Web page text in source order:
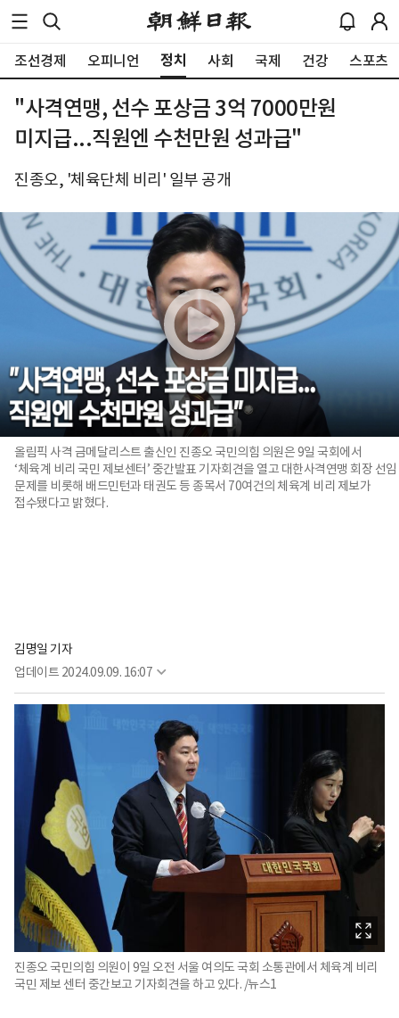
조선경제 오피니언 정치 사회 국제 건강 스포츠
"사격연맹, 선수 포상금 3억 7000만원
미지급...직원엔 수천만원 성과급"
진종오, '체육단체 비리' 일부 공개
올림픽 사격 금메달리스트 출신인 진종오 국민의힘 의원은 9일 국회에서
‘체육계 비리 국민 제보센터’ 중간발표 기자회견을 열고 대한사격연맹 회장 선임
문제를 비롯해 배드민턴과 태권도 등 종목서 70여건의 체육계 비리 제보가
접수됐다고 밝혔다.
김명일 기자
업데이트 2024.09.09. 16:07
진종오 국민의힘 의원이 9일 오전 서울 여의도 국회 소통관에서 체육계 비리
국민 제보 센터 중간보고 기자회견을 하고 있다. /뉴스1